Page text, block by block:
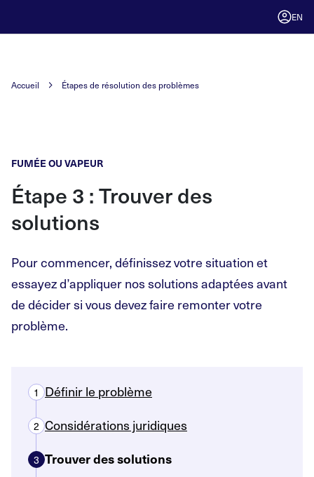
EN
Accueil Étapes de résolution des problèmes
FUMÉE OU VAPEUR
Étape 3 : Trouver des
solutions
Pour commencer, définissez votre situation et
essayez d’appliquer nos solutions adaptées avant
de décider si vous devez faire remonter votre
problème.
1 Définir le problème
2 Considérations juridiques
3 Trouver des solutions